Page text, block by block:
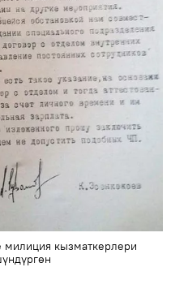
кызматкерлери